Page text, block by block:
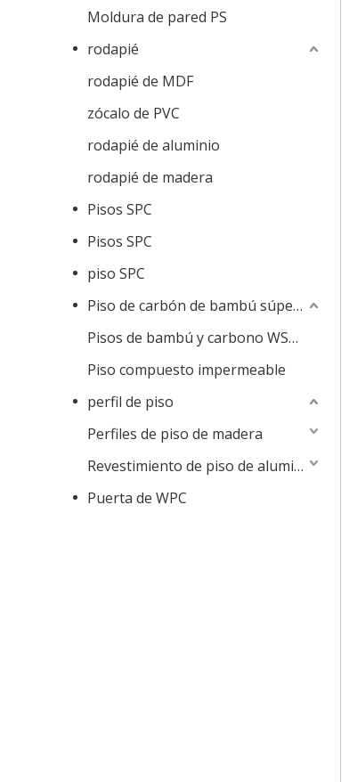
Moldura de pared PS
rodapié
rodapié de MDF
zócalo de PVC
rodapié de aluminio
rodapié de madera
Pisos SPC
Pisos SPC
piso SPC
Piso de carbón de bambú súper impermeable
Pisos de bambú y carbono WSPC
Piso compuesto impermeable
perfil de piso
Perfiles de piso de madera
Revestimiento de piso de aluminio versátil
Puerta de WPC